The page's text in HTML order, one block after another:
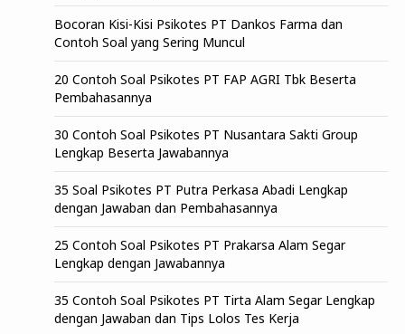
Bocoran Kisi-Kisi Psikotes PT Dankos Farma dan
Contoh Soal yang Sering Muncul
20 Contoh Soal Psikotes PT FAP AGRI Tbk Beserta
Pembahasannya
30 Contoh Soal Psikotes PT Nusantara Sakti Group
Lengkap Beserta Jawabannya
35 Soal Psikotes PT Putra Perkasa Abadi Lengkap
dengan Jawaban dan Pembahasannya
25 Contoh Soal Psikotes PT Prakarsa Alam Segar
Lengkap dengan Jawabannya
35 Contoh Soal Psikotes PT Tirta Alam Segar Lengkap
dengan Jawaban dan Tips Lolos Tes Kerja